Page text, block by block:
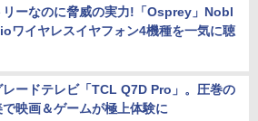
リーなのに脅威の実力!「Osprey」Nobl
ワイヤレスイヤフォン4機種を一気に聴
レードテレビ「TCL Q7D Pro」。圧巻の
映画＆ゲームが極上体験に